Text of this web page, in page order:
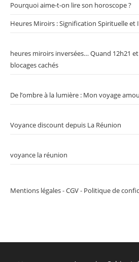
Pourquoi aime-t-on lire son horoscope ?
Heures Miroirs : Signification Spirituelle
heures miroirs inversées… Quand 12h21
blocages cachés
De l’ombre à la lumière : Mon voyage
Voyance discount depuis La Réunion
voyance la réunion
Mentions légales-CGV- Politique de